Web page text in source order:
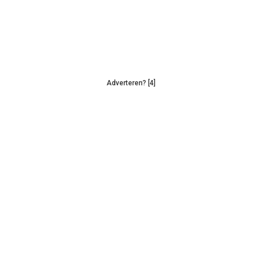
Adverteren? [4]